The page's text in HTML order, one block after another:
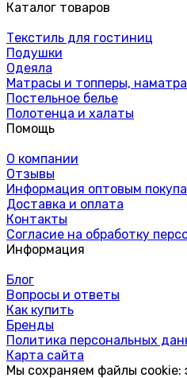
Каталог товаров
Текстиль для гостиниц
Подушки
Одеяла
Матрасы и топперы,
Постельное белье
Полотенца и халаты
Помощь
О компании
Отзывы
Информация оптовым
Доставка и оплата
Контакты
Согласие на обработку
Информация
Блог
Вопросы и ответы
Как купить
Бренды
Политика персональных
Карта сайта
Мы сохраняем файлы cookie: